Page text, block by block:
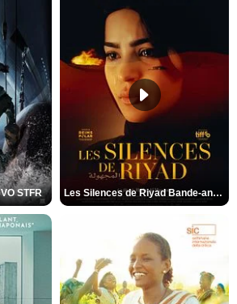
STFR Les Silences de Riyad Bande-annonce VO STFR